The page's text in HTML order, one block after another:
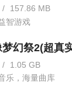
/
157.86 MB
智游戏
幻祭2(超真
/
1.05 GB
乐，海量曲库